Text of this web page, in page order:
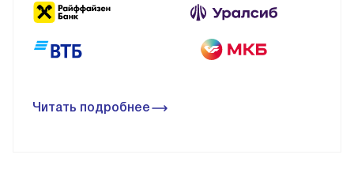
Читать подробнее